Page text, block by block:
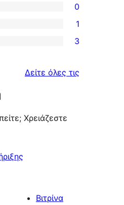
0
1
3
Δείτε όλες τις
Χρειάζεστε
Βιτρίνα